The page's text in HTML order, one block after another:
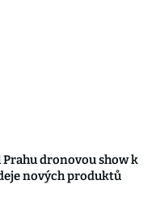
dronovou show k
nových produktů